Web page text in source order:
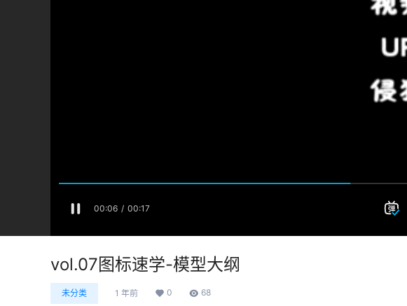
vol.07图标速学-模型大纲
未分类 1 年前 0 68